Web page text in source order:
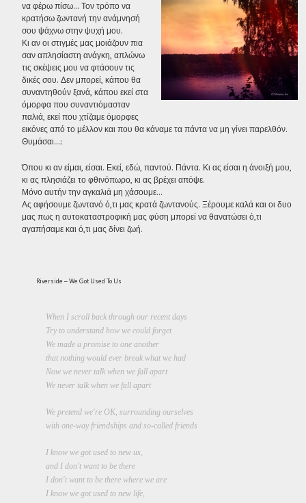
να φέρω πίσω… Τον τρόπο να
κρατήσω ζωντανή την ανάμνησή
σου ψάχνω στην ψυχή μου.
Κι αν οι στιγμές μας μοιάζουν πια
σαν απλησίαστη ανάγκη, απλώνω
τις σκέψεις μου να φτάσουν τις
δικές σου. Δεν μπορεί, κάπου θα
συναντηθούν ξανά, κάπου εκεί στα
όμορφα που συναντιόμασταν
παλιά, εκεί που χτίζαμε όμορφες
εικόνες από το μέλλον και που θα κάναμε τα πάντα να μη γίνει παρελθόν.
Θυμάσαι…;
Όπου κι αν είμαι, είσαι. Εκεί, εδώ, παντού. Πάντα. Κι ας είσαι η άνοιξή μου,
κι ας πλησιάζει το φθινόπωρο, κι ας βρέχει απόψε.
Μόνο αυτήν την αγκαλιά μη χάσουμε…
Ας αφήσουμε ζωντανό ό,τι μας κρατά ζωντανούς. Ξέρουμε καλά και οι δυο
μας πως η αυτοκαταστροφική μας φύση μπορεί να θανατώσει ό,τι
αγαπήσαμε και ό,τι μας δίνει ζωή.
Riverside – We Got Used To Us
When I scroll back through our recent days
Try to understand how we could forget
We made a promise to one another
that nothing would ever break what we had
Now we never talk when we fall apart
We never talk when we fall apart
We pretend we're OK, surrounding ourselves
with one-way friendships and so-called friends
I know we got used to new us,
and I don't want to be there
I don't want to be there where we are
I know we got used to new life,